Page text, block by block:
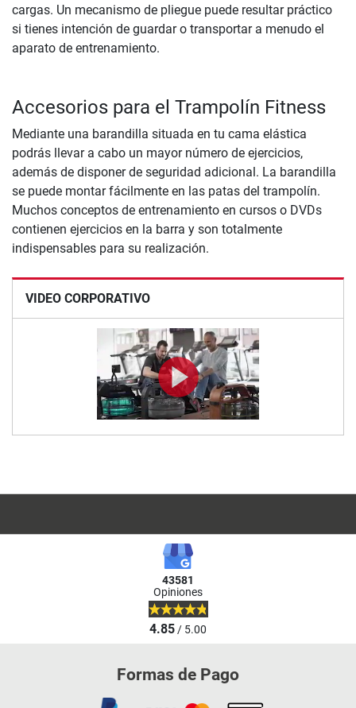
VIDEO CORPORATIVO
cargas. Un mecanismo de pliegue puede resultar práctico
si tienes intención de guardar o transportar a menudo el
aparato de entrenamiento.
Accesorios para el Trampolín Fitness
Mediante una barandilla situada en tu cama elástica
podrás llevar a cabo un mayor número de ejercicios,
además de disponer de seguridad adicional. La barandilla
se puede montar fácilmente en las patas del trampolín.
Muchos conceptos de entrenamiento en cursos o DVDs
contienen ejercicios en la barra y son totalmente
indispensables para su realización.
43581
Opiniones
4.85/ 5.00
Formas de Pago